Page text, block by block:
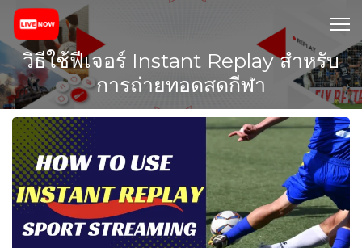
วิธีใช้ฟีเจอร์ Instant Replay สำหรับ
การถ่ายทอดสดกีฬา